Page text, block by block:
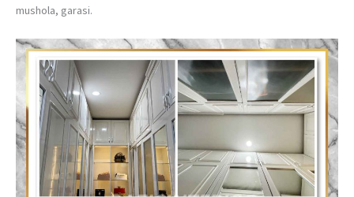
mushola, garasi.